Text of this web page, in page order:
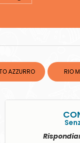
AZZURRO RIO